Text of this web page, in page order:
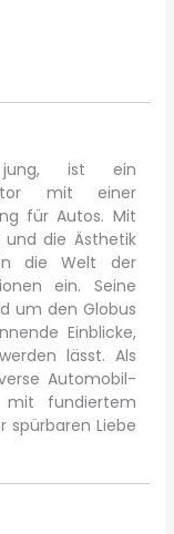
ist ein
mit einer
für Autos. Mit
die Ästhetik
die Welt der
ein. Seine
um den Globus
Einblicke,
lässt. Als
Automobil-
mit fundiertem
spürbaren Liebe